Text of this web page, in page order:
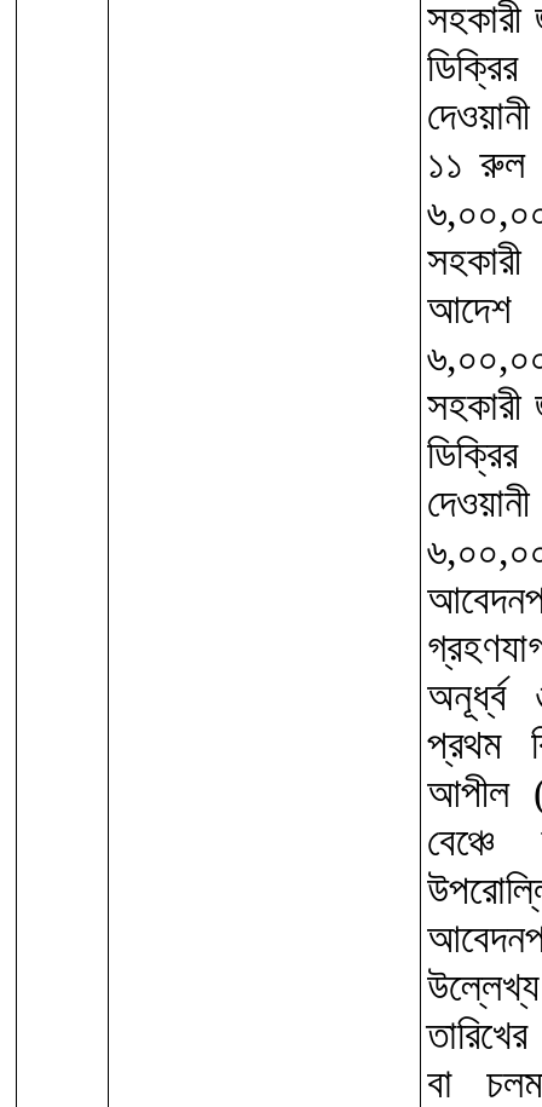
১১ রুল
আদেশ
অনূর্ধ্ব
প্রথম
আপীল
বা